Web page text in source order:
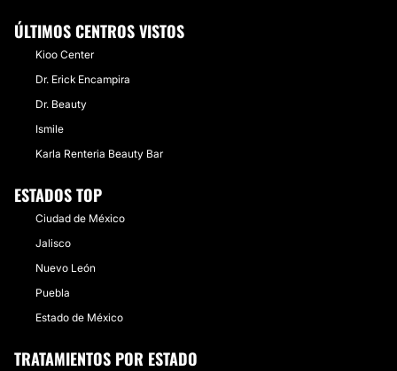
ÚLTIMOS CENTROS VISTOS
Kioo Center
Dr. Erick Encampira
Dr. Beauty
Ismile
Karla Renteria Beauty Bar
ESTADOS TOP
Ciudad de México
Jalisco
Nuevo León
Puebla
Estado de México
TRATAMIENTOS POR ESTADO